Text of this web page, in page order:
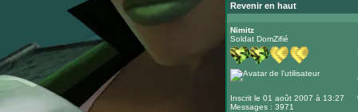
Revenir en haut
Nimitz
Soldat DomZifié
Inscrit le 01 août 2007 à 13:27
Messages : 3971